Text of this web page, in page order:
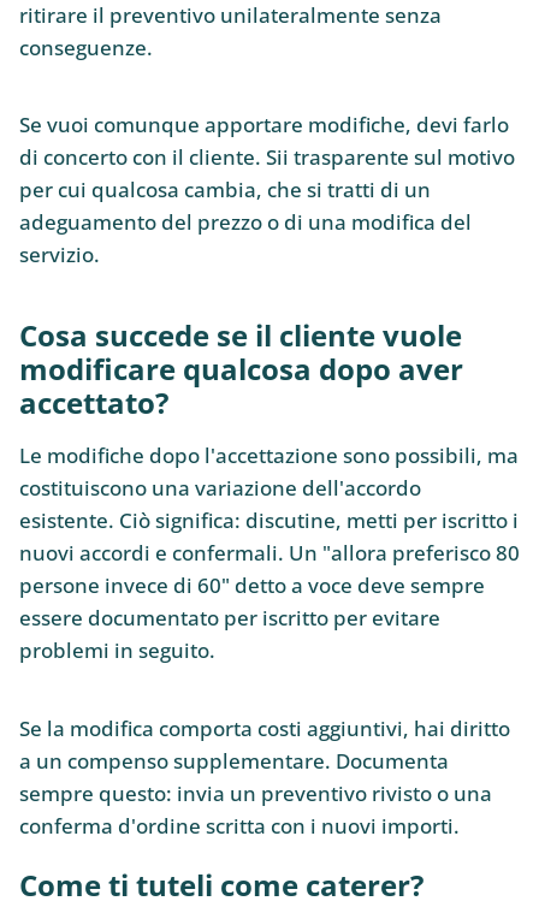
ritirare il preventivo unilateralmente senza
conseguenze.
Se vuoi comunque apportare modifiche, devi farlo
di concerto con il cliente. Sii trasparente sul motivo
per cui qualcosa cambia, che si tratti di un
adeguamento del prezzo o di una modifica del
servizio.
Cosa succede se il cliente vuole
modificare qualcosa dopo aver
accettato?
Le modifiche dopo l'accettazione sono possibili, ma
costituiscono una variazione dell'accordo
esistente. Ciò significa: discutine, metti per iscritto i
nuovi accordi e confermali. Un "allora preferisco 80
persone invece di 60" detto a voce deve sempre
essere documentato per iscritto per evitare
problemi in seguito.
Se la modifica comporta costi aggiuntivi, hai diritto
a un compenso supplementare. Documenta
sempre questo: invia un preventivo rivisto o una
conferma d'ordine scritta con i nuovi importi.
Come ti tuteli come caterer?